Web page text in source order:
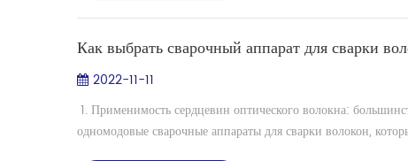
Как выбрать сварочный аппарат для сварки
2022-11-11
1. Применимость сердцевин оптического волокна:
одномодовые сварочные аппараты для сварки волокон,